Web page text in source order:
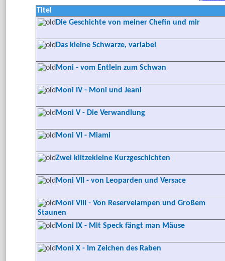
Titel
Die Geschichte von meiner Chefin und mir
Das kleine Schwarze, variabel
Moni - vom Entlein zum Schwan
Moni IV - Moni und Jeani
Moni V - Die Verwandlung
Moni VI - Miami
Zwei klitzekleine Kurzgeschichten
Moni VII - von Leoparden und Versace
Moni VIII - Von Reservelampen und Großem
Staunen
Moni IX - Mit Speck fängt man Mäuse
Moni X - Im Zeichen des Raben